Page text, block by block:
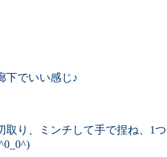
下でいい感じ♪
取り、ミンチして手で捏ね、